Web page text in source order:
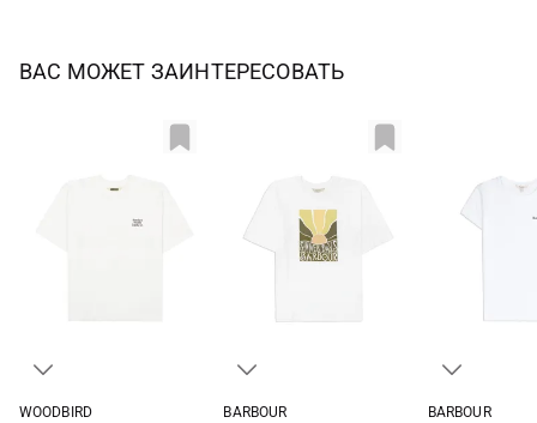
ВАС МОЖЕТ ЗАИНТЕРЕСОВАТЬ
WOODBIRD
BARBOUR
BARBOUR